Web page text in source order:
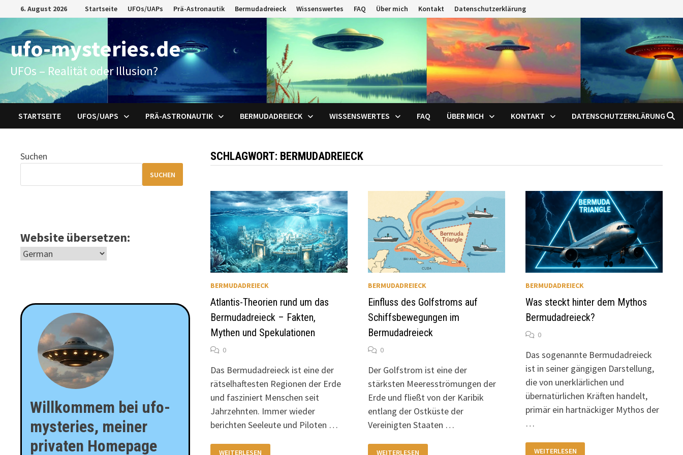
Inhalt
springen
6. August 2026 Startseite UFOs/UAPs Prä-Astronautik Bermudadreieck Wissenswertes FAQ Über mich Kontakt Datenschutzerklärung
ufo-mysteries.de
UFOs – Realität oder Illusion?
STARTSEITE UFOS/UAPS PRÄ-ASTRONAUTIK BERMUDADREIECK WISSENSWERTES FAQ ÜBER MICH KONTAKT DATENSCHUTZERKLÄRUNG
SCHLAGWORT: BERMUDADREIECK
BERMUDADREIECK
Atlantis-Theorien rund um das
Bermudadreieck – Fakten,
Mythen und Spekulationen
0
Das Bermudadreieck ist eine der
rätselhaftesten Regionen der Erde
und fasziniert Menschen seit
Jahrzehnten. Immer wieder
berichten Seeleute und Piloten …
ATLANTIS-
WEITERLESEN
BERMUDADREIECK
Einfluss des Golfstroms auf
Schiffsbewegungen im
Bermudadreieck
0
Der Golfstrom ist eine der
stärksten Meeresströmungen der
Erde und fließt von der Karibik
entlang der Ostküste der
Vereinigten Staaten …
EINFLUSS
WEITERLESEN
BERMUDADREIECK
Was steckt hinter dem Mythos
Bermudadreieck?
0
Das sogenannte Bermudadreieck
ist in seiner gängigen Darstellung,
die von unerklärlichen und
übernatürlichen Kräften handelt,
primär ein hartnäckiger Mythos der
…
WAS
WEITERLESEN
Suchen
SUCHEN
Website übersetzen:
Willkommem bei ufo-
mysteries, meiner
privaten Homepage